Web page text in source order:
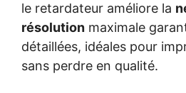
le retardateur améliore la
résolution maximale
détaillées, idéales pour
sans perdre en qualité.